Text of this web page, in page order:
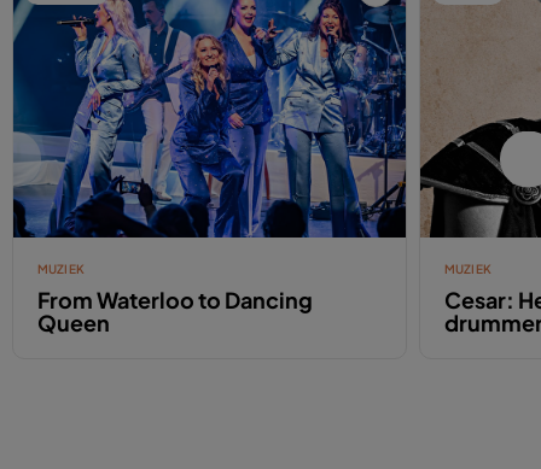
MUZIEK
From Waterloo to Dancing
Queen
MUZIEK
Cesar: